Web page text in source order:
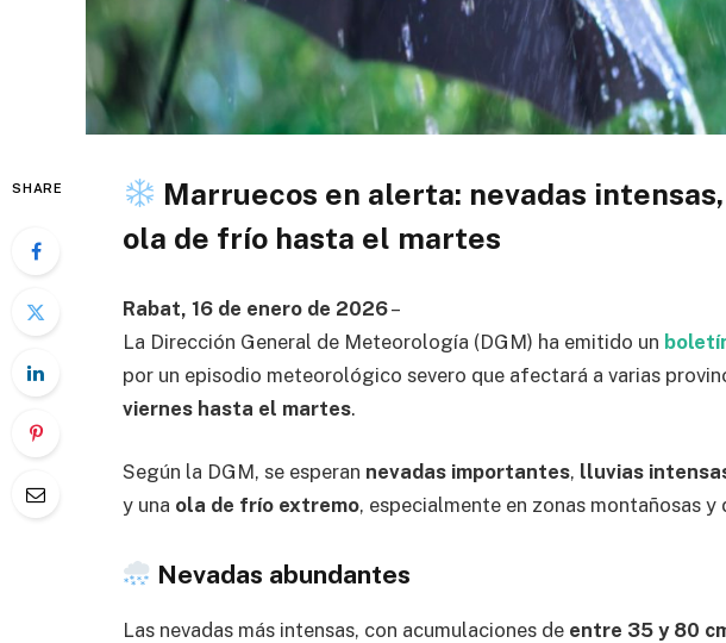
SHARE
Marruecos en alerta: nevadas
ola de frío hasta el martes
Rabat, 16 de enero de 2026–
La Dirección General de Meteorología (DGM) ha emitido un
por un episodio meteorológico severo que afectará a varias
viernes hasta el martes.
Según la DGM, se esperan nevadas importantes, lluvias
y una ola de frío extremo, especialmente en zonas montañosas y
Nevadas abundantes
Las nevadas más intensas, con acumulaciones de entre 35 y 80